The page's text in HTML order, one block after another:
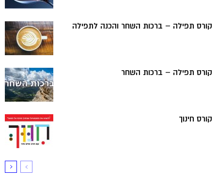
קורס תפילה – ברכות השחר והכנה לתפילה
קורס תפילה – ברכות השחר
קורס חינוך